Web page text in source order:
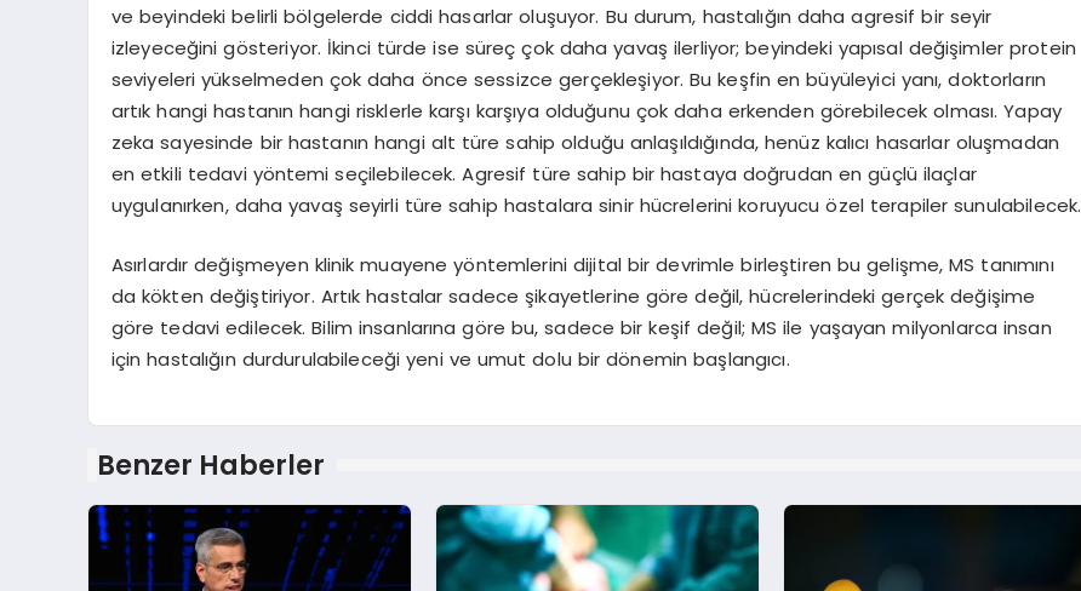
ve beyindeki belirli bölgelerde ciddi hasarlar oluşuyor. Bu durum, hastalığın daha agresif bir seyir
izleyeceğini gösteriyor. İkinci türde ise süreç çok daha yavaş ilerliyor; beyindeki yapısal değişimler protein
seviyeleri yükselmeden çok daha önce sessizce gerçekleşiyor. Bu keşfin en büyüleyici yanı, doktorların
artık hangi hastanın hangi risklerle karşı karşıya olduğunu çok daha erkenden görebilecek olması. Yapay
zeka sayesinde bir hastanın hangi alt türe sahip olduğu anlaşıldığında, henüz kalıcı hasarlar oluşmadan
en etkili tedavi yöntemi seçilebilecek. Agresif türe sahip bir hastaya doğrudan en güçlü ilaçlar
uygulanırken, daha yavaş seyirli türe sahip hastalara sinir hücrelerini koruyucu özel terapiler sunulabilecek.
Asırlardır değişmeyen klinik muayene yöntemlerini dijital bir devrimle birleştiren bu gelişme, MS tanımını
da kökten değiştiriyor. Artık hastalar sadece şikayetlerine göre değil, hücrelerindeki gerçek değişime
göre tedavi edilecek. Bilim insanlarına göre bu, sadece bir keşif değil; MS ile yaşayan milyonlarca insan
için hastalığın durdurulabileceği yeni ve umut dolu bir dönemin başlangıcı.
Benzer Haberler